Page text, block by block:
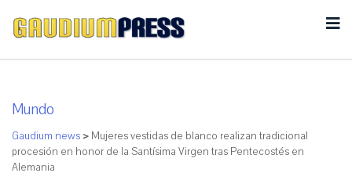
Mundo
Gaudium news > Mujeres vestidas de blanco realizan tradicional
procesión en honor de la Santísima Virgen tras Pentecostés en
Alemania